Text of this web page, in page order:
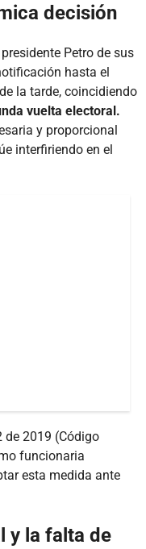
decisión
Petro de sus
hasta el
la tarde, coincidiendo
vuelta electoral.
y proporcional
interfiriendo en el
de 2019 (Código
funcionaria
esta medida ante
y la falta de